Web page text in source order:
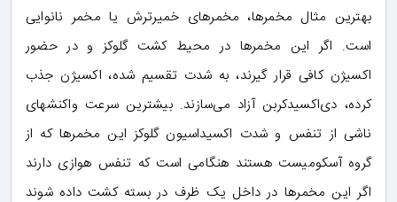
بهترین مثال مخمرها، مخمرهای خمیرترش یا مخمر نانوایی
است. اگر این مخمرها در محیط کشت گلوکز و در حضور
اکسیژن کافی قرار گیرند، به شدت تقسیم شده، اکسیژن جذب
کرده، دی‌اکسیدکربن آزاد می‌سازند. بیشترین سرعت واکنشهای
ناشی از تنفس و شدت اکسیداسیون گلوکز این مخمرها که از
گروه آسکومیست هستند هنگامی است که تنفس هوازی دارند
اگر این مخمرها در داخل یک ظرف در بسته کشت داده شوند